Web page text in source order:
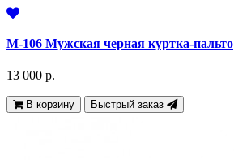
М-106 Мужская черная куртка-пальто
13 000 р.
В корзину Быстрый заказ